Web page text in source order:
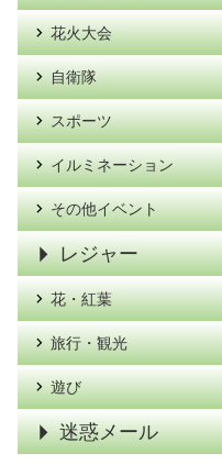
花火大会
自衛隊
スポーツ
イルミネーション
その他イベント
レジャー
花・紅葉
旅行・観光
遊び
迷惑メール